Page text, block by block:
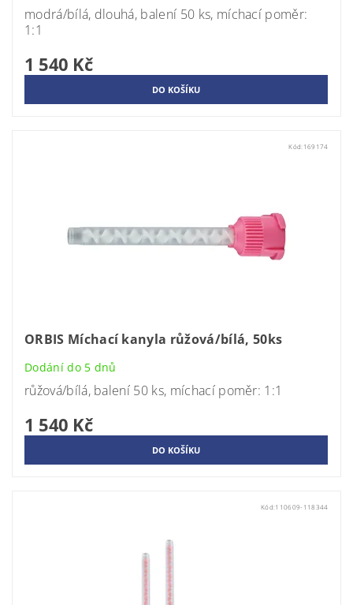
modrá/bílá, dlouhá, balení 50 ks, míchací poměr:
1:1
1 540 Kč
Kód:169174
ORBIS Míchací kanyla růžová/bílá, 50ks
Dodání do 5 dnů
růžová/bílá, balení 50 ks, míchací poměr: 1:1
1 540 Kč
Kód: 110609-118344